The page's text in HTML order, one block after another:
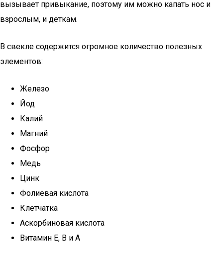
вызывает привыкание, поэтому им можно капать нос и
взрослым, и деткам.
В свекле содержится огромное количество полезных
элементов:
Железо
Йод
Калий
Магний
Фосфор
Медь
Цинк
Фолиевая кислота
Клетчатка
Аскорбиновая кислота
Витамин Е, В и А